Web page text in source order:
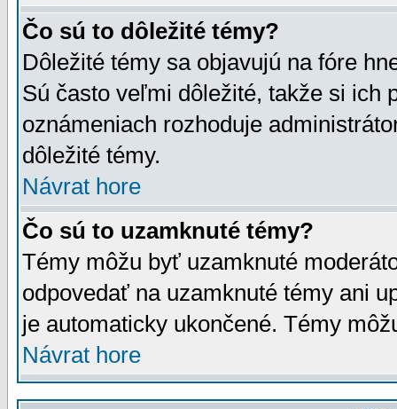
Čo sú to dôležité témy?
Dôležité témy sa objavujú na fóre
Sú často veľmi dôležité, takže si ich
oznámeniach rozhoduje
dôležité témy.
Návrat hore
Čo sú to uzamknuté témy?
Témy môžu byť uzamknuté
odpovedať na uzamknuté témy ani
je automaticky ukončené. Témy
Návrat hore